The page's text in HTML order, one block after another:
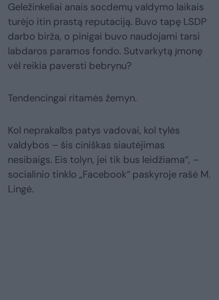
Geležinkeliai anais socdemų valdymo laikais
turėjo itin prastą reputaciją. Buvo tapę LSDP
darbo birža, o pinigai buvo naudojami tarsi
labdaros paramos fondo. Sutvarkytą įmonę
vėl reikia paversti bebrynu?
Tendencingai ritamės žemyn.
Kol neprakalbs patys vadovai, kol tylės
valdybos – šis ciniškas siautėjimas
nesibaigs. Eis tolyn, jei tik bus leidžiama“, –
socialinio tinklo „Facebook“ paskyroje rašė M.
Lingė.